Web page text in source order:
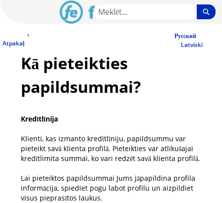
Content‹
Atpakaļ
Русский
Latviski
Kā pieteikties
papildsummai?
Kredītlīnija
Klienti, kas izmanto kredītlīniju, papildsummu var
pieteikt savā klienta profilā. Pieteikties var atlikušajai
kredītlimita summai, ko vari redzēt savā klienta profilā.
Lai pieteiktos papildsummai Jums jāpapildina profila
informācija, spiediet pogu labot profilu un aizpildiet
visus pieprasītos laukus.